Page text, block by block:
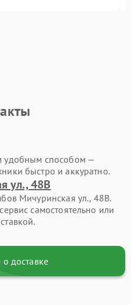
удобным способом —
быстро и аккуратно.
ул., 48В
Мичуринская ул., 48В.
самостоятельно или
доставке